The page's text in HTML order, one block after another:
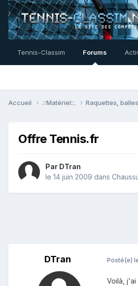
Tennis-Classim Forums
Accueil .::Matériel::. Raquettes,
Offre Tennis.fr
Par DTran
le 14 juin 2009 dans
DTran Posté(e)
Voilà, j'ai